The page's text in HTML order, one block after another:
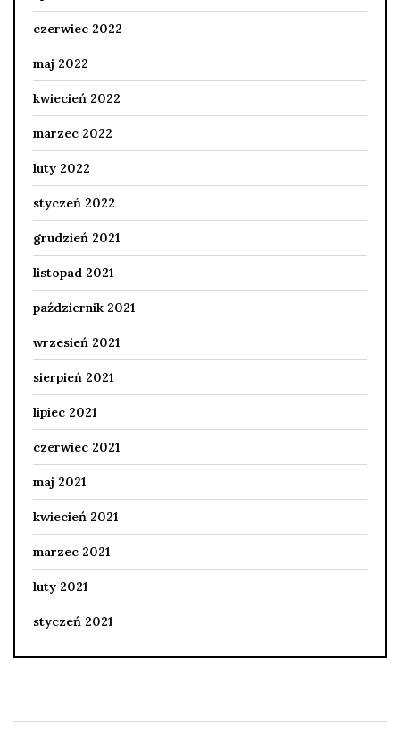
czerwiec 2022
maj 2022
kwiecień 2022
marzec 2022
luty 2022
styczeń 2022
grudzień 2021
listopad 2021
październik 2021
wrzesień 2021
sierpień 2021
lipiec 2021
czerwiec 2021
maj 2021
kwiecień 2021
marzec 2021
luty 2021
styczeń 2021